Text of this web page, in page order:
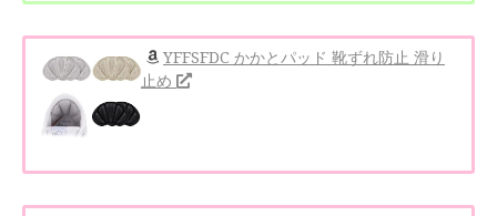
YFFSFDC かかとパッド 靴ずれ防止 滑り
止め